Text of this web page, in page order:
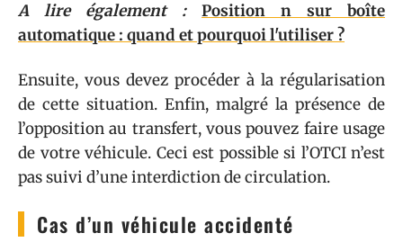
A lire également :
Position n sur boîte
automatique : quand et pourquoi l'utiliser ?
Ensuite, vous devez procéder à la régularisation
de cette situation. Enfin, malgré la présence de
l’opposition au transfert, vous pouvez faire usage
de votre véhicule. Ceci est possible si l’OTCI n’est
pas suivi d’une interdiction de circulation.
Cas d’un véhicule accidenté